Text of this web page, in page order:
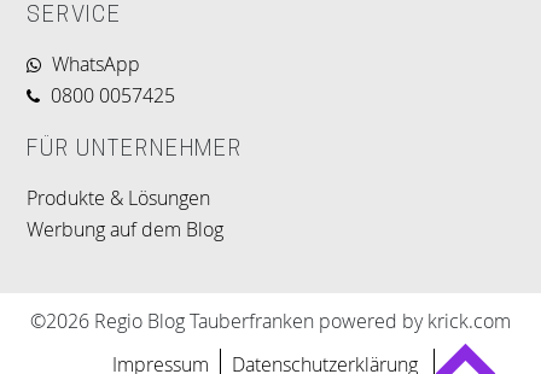
SERVICE
WhatsApp
0800 0057425
FÜR UNTERNEHMER
Produkte & Lösungen
Werbung auf dem Blog
©2026 Regio Blog Tauberfranken powered by krick.com
Impressum
Datenschutzerklärung